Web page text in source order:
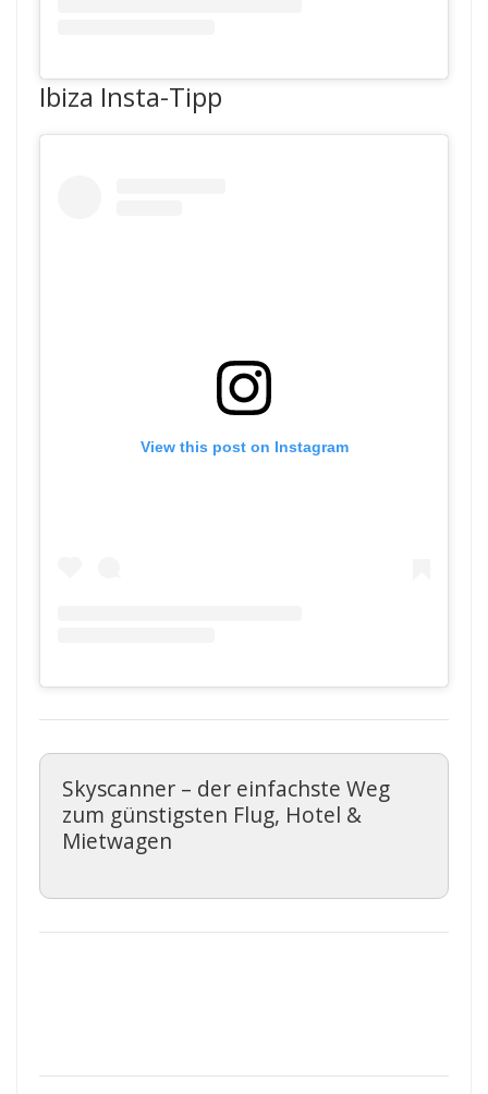
Ibiza Insta-Tipp
View this post on Instagram
Skyscanner – der einfachste Weg
zum günstigsten Flug, Hotel &
Mietwagen